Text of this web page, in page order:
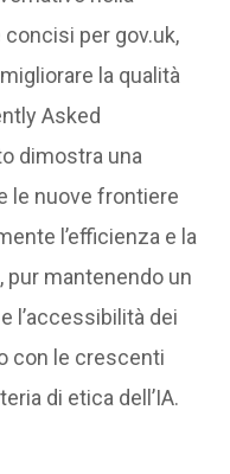
per gov.uk,
la qualità
Asked
dimostra una
le nuove frontiere
l’efficienza e la
pur mantenendo un
l’accessibilità dei
con le crescenti
di etica dell’IA.